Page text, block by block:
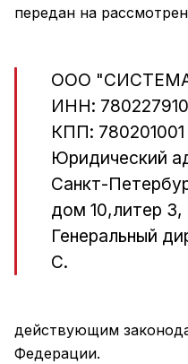
передан на
ООО
ИНН:
КПП: 780201001
Юридический
Санкт-
дом 10,литер
Генеральный
С.
действующим
Федерации.